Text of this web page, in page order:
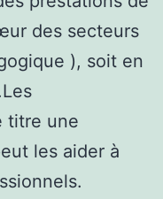
des secteurs
), soit en
titre une
les aider à